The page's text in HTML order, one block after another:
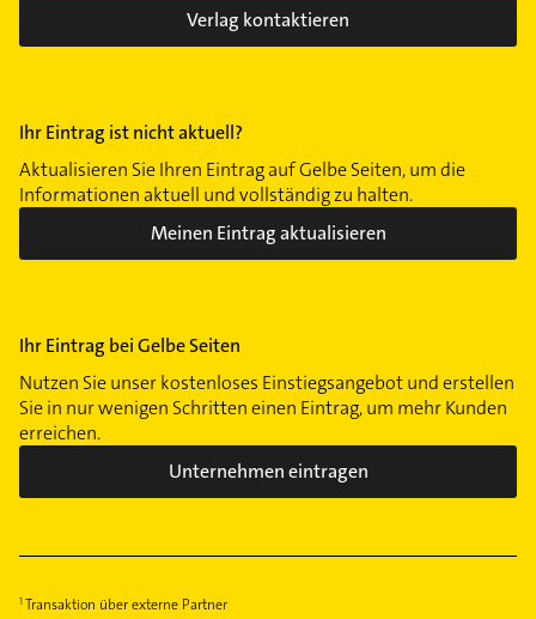
Sonnenberg
Yorckgebiet
Verlag kontaktieren
Ihr Eintrag ist nicht aktuell?
Aktualisieren Sie Ihren Eintrag auf Gelbe Seiten, um die
Informationen aktuell und vollständig zu halten.
Meinen Eintrag aktualisieren
Ihr Eintrag bei Gelbe Seiten
Nutzen Sie unser kostenloses Einstiegsangebot und erstellen
Sie in nur wenigen Schritten einen Eintrag, um mehr Kunden
erreichen.
Unternehmen eintragen
Transaktion über externe Partner